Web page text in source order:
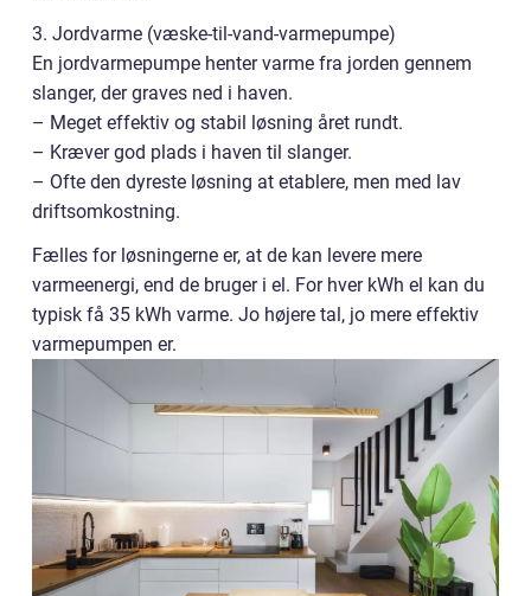
3. Jordvarme (væske-til-vand-varmepumpe)
En jordvarmepumpe henter varme fra jorden gennem
slanger, der graves ned i haven.
– Meget effektiv og stabil løsning året rundt.
– Kræver god plads i haven til slanger.
– Ofte den dyreste løsning at etablere, men med lav
driftsomkostning.
Fælles for løsningerne er, at de kan levere mere
varmeenergi, end de bruger i el. For hver kWh el kan du
typisk få 35 kWh varme. Jo højere tal, jo mere effektiv
varmepumpen er.